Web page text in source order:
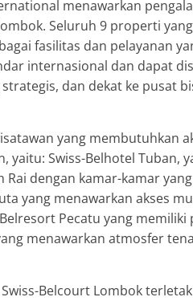
menawarkan
Seluruh 9 properti
fasilitas dan pelayanan
internasional dan dapat
dan dekat ke pusat
yang membutuhkan
yaitu: Swiss-Belhotel Tuban,
dengan kamar-kamar
yang menawarkan akses
Pecatu yang
menawarkan atmosfer
Belcourt Lombok